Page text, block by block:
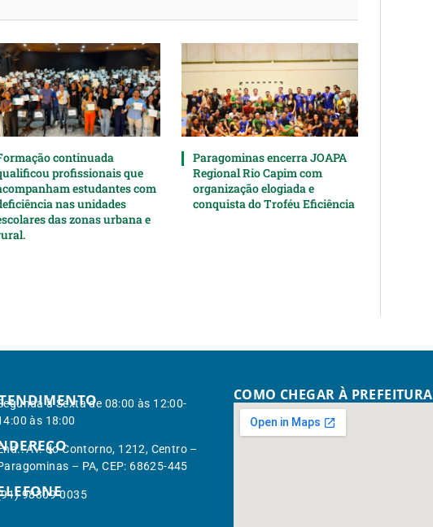
continuada
profissionais que
estudantes com
nas unidades
das zonas urbana e
Paragominas encerra JOAPA
Regional Rio Capim com
organização elogiada e
conquista do Troféu Eficiência
à Sexta de 08:00 às 12:00-
às 18:00
Av. do Contorno, 1212, Centro –
– PA, CEP: 68625-445
98309-0035
COMO CHEGAR À PREFEITURA